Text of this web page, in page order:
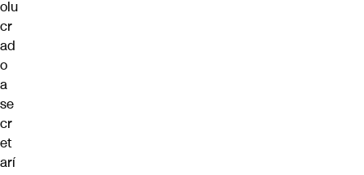
olu
cr
ad
o
a
se
cr
et
arí